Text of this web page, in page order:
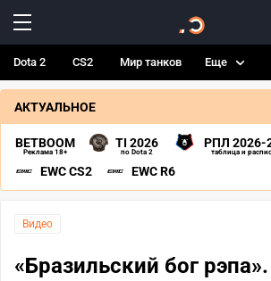
Dota 2 CS2 Мир танков Еще
АКТУАЛЬНОЕ
BETBOOM
Реклама 18+
TI 2026
по Dota 2
РПЛ 2026-
таблица и
EWC CS2 EWC R6
Видео
«Бразильский бог